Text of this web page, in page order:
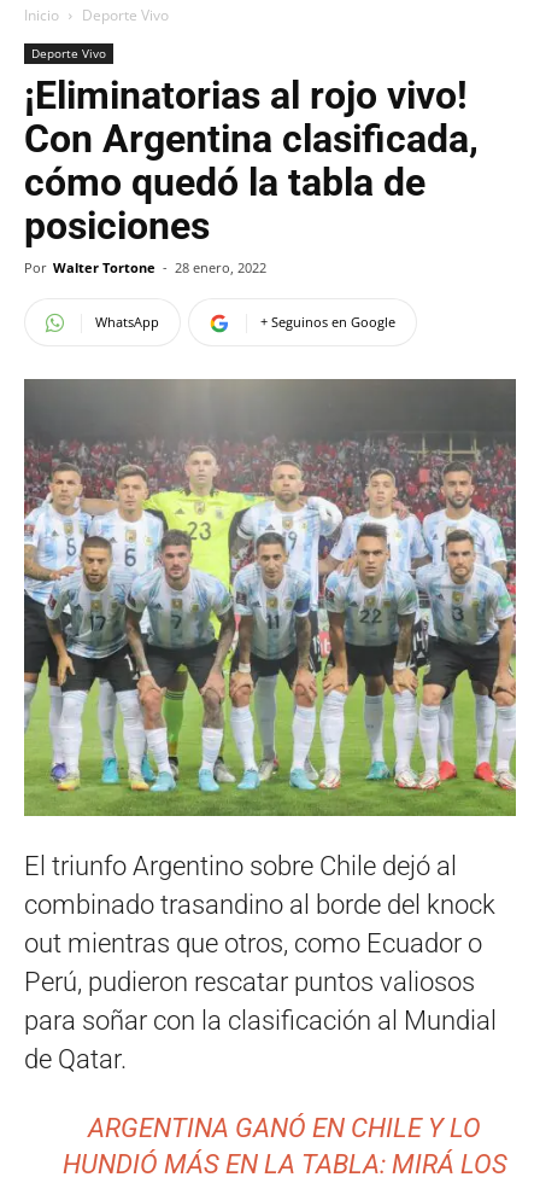
Inicio Deporte Vivo
Deporte Vivo
¡Eliminatorias al rojo vivo!
Con Argentina clasificada,
cómo quedó la tabla de
posiciones
Por Walter Tortone - 28 enero, 2022
WhatsApp + Seguinos en Google
El triunfo Argentino sobre Chile dejó al
combinado trasandino al borde del knock
out mientras que otros, como Ecuador o
Perú, pudieron rescatar puntos valiosos
para soñar con la clasificación al Mundial
de Qatar.
ARGENTINA GANÓ EN CHILE Y LO
HUNDIÓ MÁS EN LA TABLA: MIRÁ LOS